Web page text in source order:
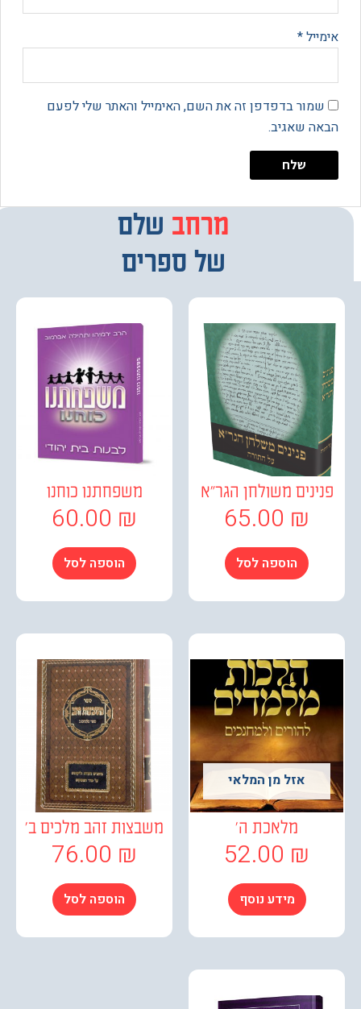
בדפדפן זה את השם, האימייל והאתר שלי לפעם
שאגיב.
מרחב
מבחרשלם
של ספרים
משולחן הגר"א
65.00
הוספה לסל
משפחתנו כוחנו
60.00
הוספה לסל
אזל מן המלאי
מלאכת ה'
52.00
מידע נוסף
משבצות זהב מלכים ב'
76.00
הוספה לסל